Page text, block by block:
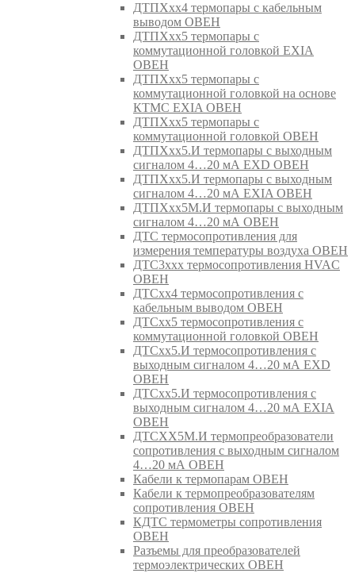
ДТПХхх4 термопары с кабельным
выводом ОВЕН
ДТПХхх5 термопары с
коммутационной головкой EXIA
ОВЕН
ДТПХхх5 термопары с
коммутационной головкой на основе
КТМС EXIA ОВЕН
ДТПХхх5 термопары с
коммутационной головкой ОВЕН
ДТПХхх5.И термопары с выходным
сигналом 4…20 мА EXD ОВЕН
ДТПХхх5.И термопары с выходным
сигналом 4…20 мА EXIA ОВЕН
ДТПХхх5М.И термопары с выходным
сигналом 4…20 мА ОВЕН
ДТС термосопротивления для
измерения температуры воздуха ОВЕН
ДТС3ххх термосопротивления HVAC
ОВЕН
ДТСхх4 термосопротивления с
кабельным выводом ОВЕН
ДТСхх5 термосопротивления с
коммутационной головкой ОВЕН
ДТСхх5.И термосопротивления с
выходным сигналом 4…20 мА EXD
ОВЕН
ДТСхх5.И термосопротивления с
выходным сигналом 4…20 мА EXIA
ОВЕН
ДТСХХ5М.И термопреобразователи
сопротивления с выходным сигналом
4…20 мА ОВЕН
Кабели к термопарам ОВЕН
Кабели к термопреобразователям
сопротивления ОВЕН
КДТС термометры сопротивления
ОВЕН
Разъемы для преобразователей
термоэлектрических ОВЕН